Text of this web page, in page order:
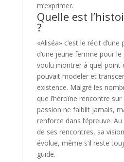
m’exprimer.
Quelle est
?
«Aliséa» c’est le récit
d’une jeune femme pour le
voulu montrer à quel point
pouvait modeler et
existence. Malgré les
que l’héroïne rencontre
passion ne faiblit jamais,
renforce dans l’épreuve.
de ses rencontres, sa
évolue, même s’il reste
guide.